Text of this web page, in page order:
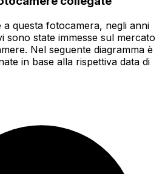
questa fotocamera, negli anni
sono state immesse sul mercato
Nel seguente diagramma è
in base alla rispettiva data di